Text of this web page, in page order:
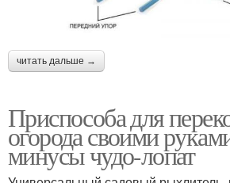
читать дальше →
Приспособа для
огорода своими
минусы чудо-лопат